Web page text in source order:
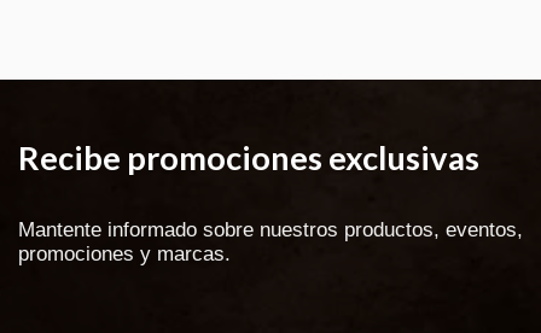
Recibe promociones exclusivas
Mantente informado sobre nuestros productos, eventos,
promociones y marcas.